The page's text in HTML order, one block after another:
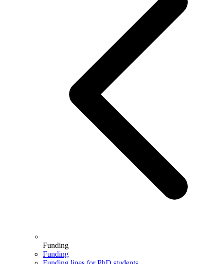
Funding
Funding